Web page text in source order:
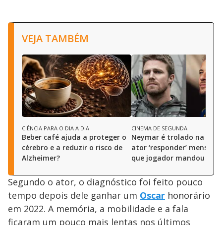
VEJA TAMBÉM
CIÊNCIA PARA O DIA A DIA
Beber café ajuda a proteger o
cérebro e a reduzir o risco de
Alzheimer?
CINEMA DE SEGUNDA
Neymar é trolado na TV
ator ‘responder’
que jogador mandou há
Segundo o ator, o diagnóstico foi feito pouco
tempo depois dele ganhar um Oscar honorário
em 2022. A memória, a mobilidade e a fala
ficaram um pouco mais lentas nos últimos